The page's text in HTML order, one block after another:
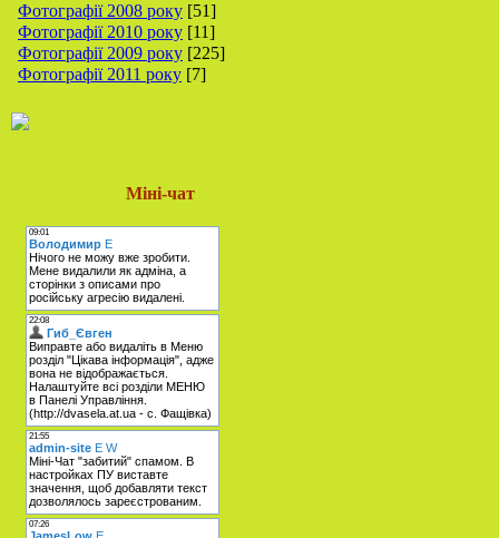
Фотографії 2008 року [51]
Фотографії 2010 року [11]
Фотографії 2009 року [225]
Фотографії 2011 року [7]
Міні-чат